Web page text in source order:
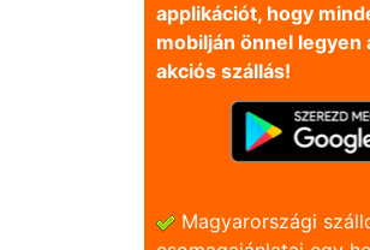
applikációt, hogy
mobilján önnel legyen
akciós szállás!
Magyarországi